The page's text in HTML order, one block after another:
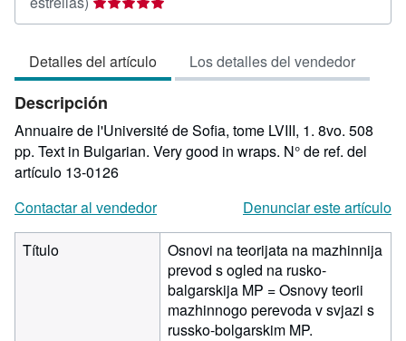
del
5
de
5
estrellas
Detalles del artículo Los detalles del vendedor
Descripción
Annuaire de l'Université de Sofia, tome LVIII, 1. 8vo. 508
pp. Text in Bulgarian. Very good in wraps. N° de ref. del
artículo 13-0126
Contactar al vendedor
Denunciar este artículo
Título
Osnovi na teorijata na mazhinnija
prevod s ogled na rusko-
balgarskija MP = Osnovy teorii
mazhinnogo perevoda v svjazi s
russko-bolgarskim MP.